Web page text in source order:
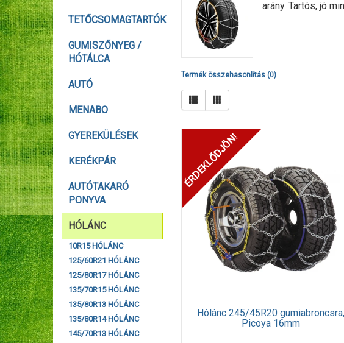
TETŐCSOMAGTARTÓK
GUMISZŐNYEG /
HÓTÁLCA
AUTÓ
MENABO
GYEREKÜLÉSEK
KERÉKPÁR
AUTÓTAKARÓ
PONYVA
HÓLÁNC
10R15 HÓLÁNC
125/60R21 HÓLÁNC
125/80R17 HÓLÁNC
135/70R15 HÓLÁNC
135/80R13 HÓLÁNC
135/80R14 HÓLÁNC
145/70R13 HÓLÁNC
arány. Tartós, jó
Termék összehasonlítás (0)
ÉRDEKLŐDJÖN!
Hólánc 245/45R20 gumiabroncsra,
Picoya 16mm